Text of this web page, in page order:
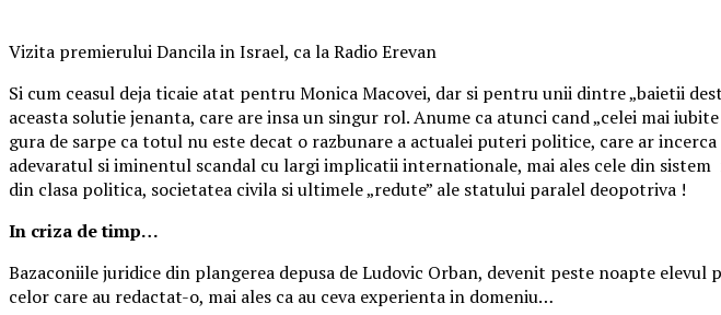
Vizita premierului Dancila in Israel, ca la Radio Erevan
Si cum ceasul deja ticaie atat pentru Monica Macovei, dar si pentru unii dintre „baietii
aceasta solutie jenanta, care are insa un singur rol. Anume ca atunci cand „celei mai
gura de sarpe ca totul nu este decat o razbunare a actualei puteri politice, care ar
adevaratul si iminentul scandal cu largi implicatii internationale, mai ales cele din
din clasa politica, societatea civila si ultimele „redute” ale statului paralel deopotriva !
In criza de timp…
Bazaconiile juridice din plangerea depusa de Ludovic Orban, devenit peste noapte
celor care au redactat-o, mai ales ca au ceva experienta in domeniu…